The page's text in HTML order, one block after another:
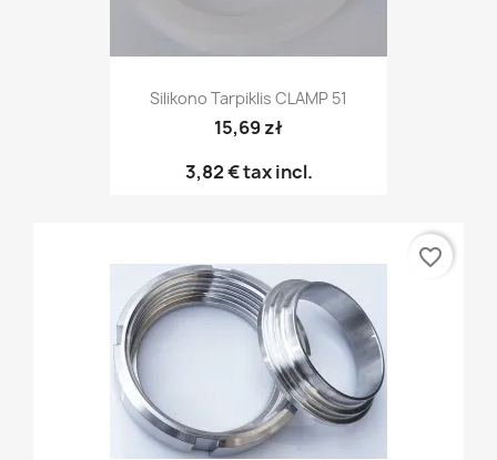
Silikono Tarpiklis CLAMP 51
15,69 zł
3,82 €tax incl.
favorite_border